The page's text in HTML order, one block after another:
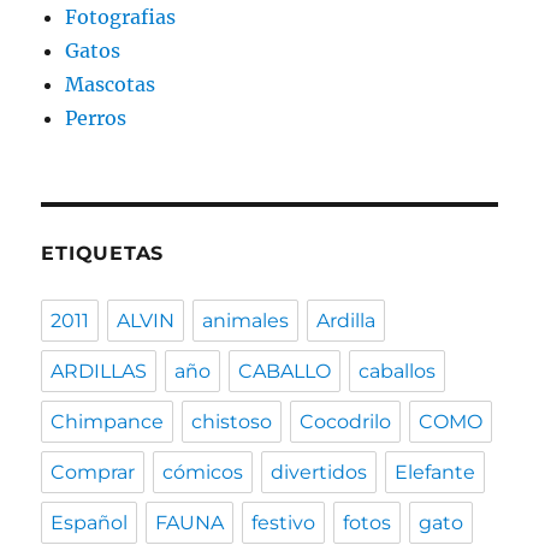
Fotografias
Gatos
Mascotas
Perros
ETIQUETAS
2011 ALVIN animales Ardilla
ARDILLAS año CABALLO caballos
Chimpance chistoso Cocodrilo COMO
Comprar cómicos divertidos Elefante
Español FAUNA festivo fotos gato